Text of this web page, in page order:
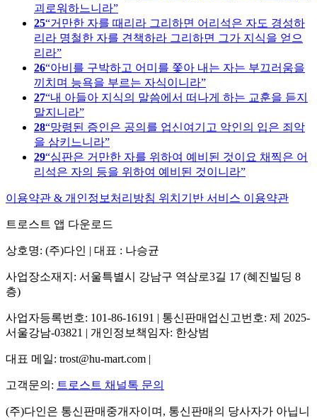
괴로워하느니라
25 거만한 자를 때리라 그리하면 어리석은 자도 경성하
리라 명철한 자를 견책하라 그리하면 그가 지식을 얻으
리라
26 아비를 구박하고 어미를 쫓아 내는 자는 부끄러움을
끼치며 능욕을 부르는 자식이니라
27 내 아들아 지식의 말씀에서 떠나게 하는 교훈을 듣지
말지니라
28 망령된 증인은 공의를 업신여기고 악인의 입은 죄악
을 삼키느니라
29 심판은 거만한 자를 위하여 예비된 것이요 채찍은 어
리석은 자의 등을 위하여 예비된 것이니라
이용약관 & 개인정보처리방침 위치기반 서비스 이용약관
트로스트 앱 다운로드
상호명: (주)다인 | 대표 : 나승균
사업장소재지: 서울특별시 강남구 역삼로3길 17 (혜진빌딩 8
층)
사업자등록번호: 101-86-16191 | 통신판매업신고번호: 제 2025-
서울강남-03821 | 개인정보책임자: 한상범
대표 메일: trost@hu-mart.com |
고객문의: 트로스트 채널톡 문의
(주)다인은 통신판매중개자이며, 통신판매의 당사자가 아닙니